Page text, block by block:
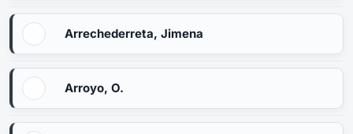
Arrechederreta, Jimena
Arroyo, O.